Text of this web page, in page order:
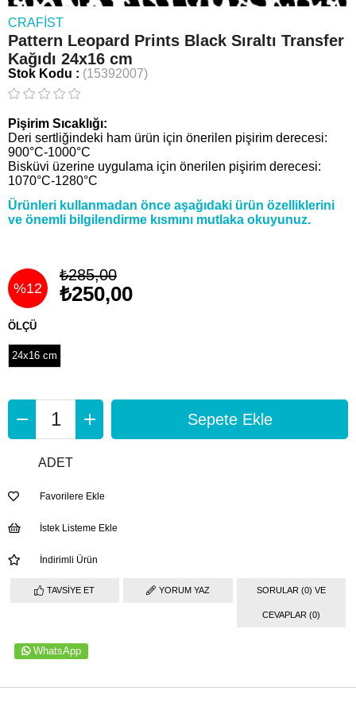
CRAFIST
Pattern Leopard Prints Black Sıraltı Transfer
Kağıdı 24x16 cm
Stok Kodu (15392007)
Pişirim Sıcaklığı:
Deri sertliğindeki ham ürün için önerilen pişirim derecesi:
900°C-1000°C
Bisküvi üzerine uygulama için önerilen pişirim derecesi:
1070°C-1280°C
Ürünleri kullanmadan önce aşağıdaki ürün özelliklerini
ve önemli bilgilendirme kısmını mutlaka okuyunuz.
%12
İndirim
₺285,00
₺250,00
ÖLÇÜ
24x16 cm
ADET
Favorilere Ekle
İstek Listeme Ekle
İndirimli Ürün
TAVSIYE ET YORUM YAZ SORULAR (0) VE
CEVAPLAR (0)
WhatsApp